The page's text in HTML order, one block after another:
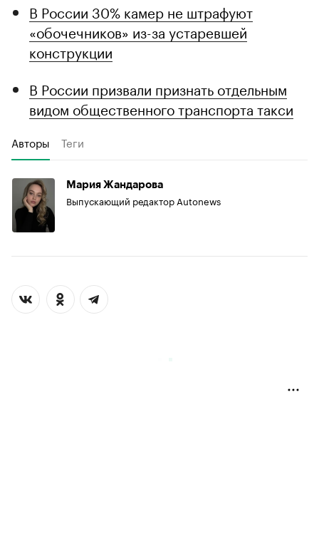
В России 30% камер не штрафуют
«обочечников» из-за устаревшей
конструкции
В России призвали признать отдельным
видом общественного транспорта такси
Авторы Теги
Мария Жандарова
Выпускающий редактор Autonews